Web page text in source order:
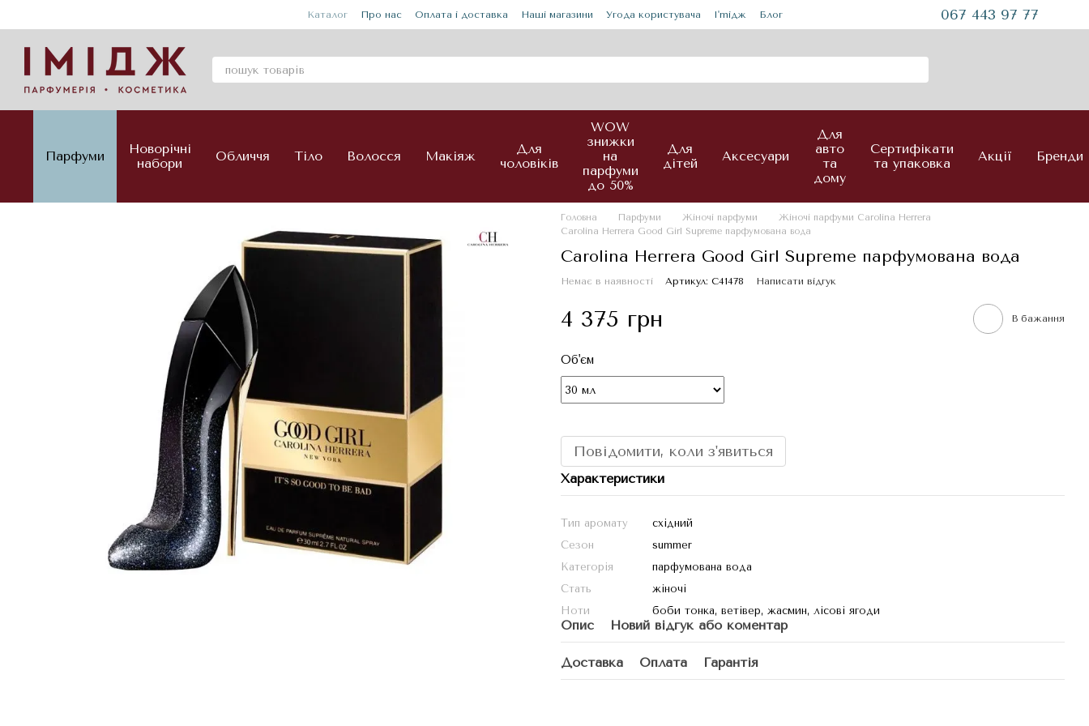
Каталог Про нас Оплата і доставка Наші магазини Угода користувача I'mідж Блог 067 443 97 77
Парфуми
Новорічні
набори
Обличчя Тіло Волосся Макіяж
Для
чоловіків
WOW
знижки
на
парфуми
до 50%
Для
дітей
Аксесуари
Для
авто
та
дому
Сертифікати
та упаковка
Акції Бренди
Головна Парфуми Жіночі парфуми
Жіночі парфуми Carolina Herrera
Carolina Herrera Good Girl Supreme парфумована вода
Carolina Herrera Good Girl Supreme парфумована вода
Немає в наявності Артикул: С41478 Написати відгук
4 375 грн В бажання
Об'єм
Повідомити, коли з'явиться
Характеристики
Тип аромату
східний
Сезон
summer
Категорія
парфумована вода
Стать
жіночі
Ноти
боби тонка, ветівер, жасмин, лісові ягоди
Опис Новий відгук або коментар
Доставка Оплата Гарантія